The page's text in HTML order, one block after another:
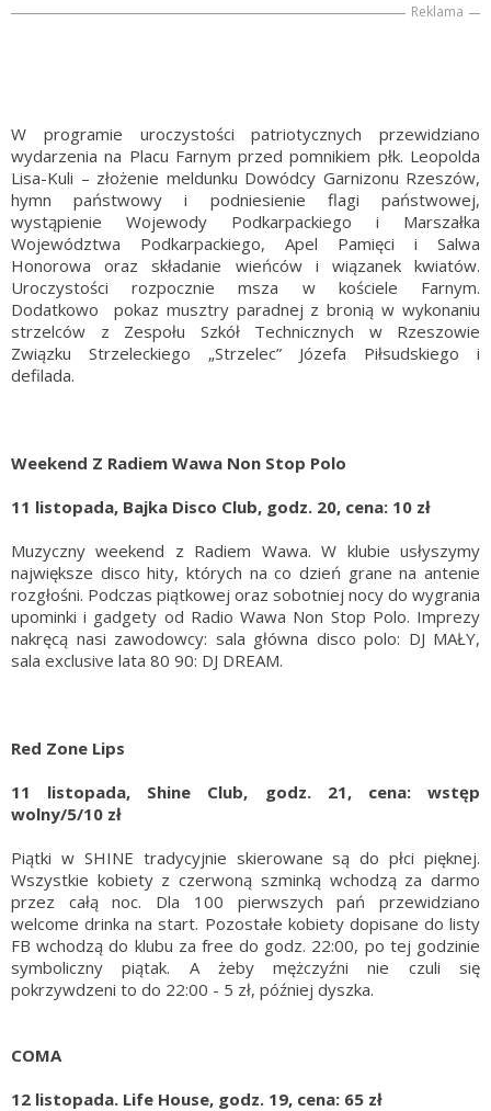
Reklama
W programie uroczystości patriotycznych przewidziano
wydarzenia na Placu Farnym przed pomnikiem płk. Leopolda
Lisa-Kuli – złożenie meldunku Dowódcy Garnizonu Rzeszów,
hymn państwowy i podniesienie flagi państwowej,
wystąpienie Wojewody Podkarpackiego i Marszałka
Województwa Podkarpackiego, Apel Pamięci i Salwa
Honorowa oraz składanie wieńców i wiązanek kwiatów.
Uroczystości rozpocznie msza w kościele Farnym.
Dodatkowo pokaz musztry paradnej z bronią w wykonaniu
strzelców z Zespołu Szkół Technicznych w Rzeszowie
Związku Strzeleckiego „Strzelec” Józefa Piłsudskiego i
defilada.
Weekend Z Radiem Wawa Non Stop Polo
11 listopada, Bajka Disco Club, godz. 20, cena: 10 zł
Muzyczny weekend z Radiem Wawa. W klubie usłyszymy
największe disco hity, których na co dzień grane na antenie
rozgłośni. Podczas piątkowej oraz sobotniej nocy do wygrania
upominki i gadgety od Radio Wawa Non Stop Polo. Imprezy
nakręcą nasi zawodowcy: sala główna disco polo: DJ MAŁY,
sala exclusive lata 80 90: DJ DREAM.
Red Zone Lips
11 listopada, Shine Club, godz. 21, cena: wstęp
wolny/5/10 zł
Piątki w SHINE tradycyjnie skierowane są do płci pięknej.
Wszystkie kobiety z czerwoną szminką wchodzą za darmo
przez całą noc. Dla 100 pierwszych pań przewidziano
welcome drinka na start. Pozostałe kobiety dopisane do listy
FB wchodzą do klubu za free do godz. 22:00, po tej godzinie
symboliczny piątak. A żeby mężczyźni nie czuli się
pokrzywdzeni to do 22:00 - 5 zł, później dyszka.
COMA
12 listopada. Life House, godz. 19, cena: 65 zł